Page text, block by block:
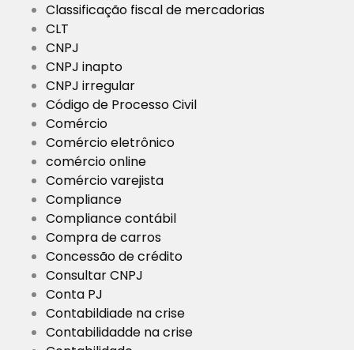
Classificação fiscal de mercadorias
CLT
CNPJ
CNPJ inapto
CNPJ irregular
Código de Processo Civil
Comércio
Comércio eletrônico
comércio online
Comércio varejista
Compliance
Compliance contábil
Compra de carros
Concessão de crédito
Consultar CNPJ
Conta PJ
Contabildiade na crise
Contabilidadde na crise